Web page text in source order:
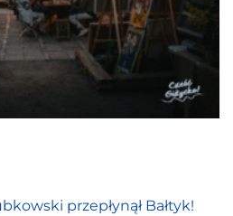
przepłynął Bałtyk!